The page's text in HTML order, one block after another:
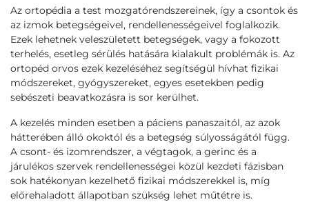
Az ortopédia a test mozgatórendszereinek, így a csontok és
az izmok betegségeivel, rendellenességeivel foglalkozik.
Ezek lehetnek veleszületett betegségek, vagy a fokozott
terhelés, esetleg sérülés hatására kialakult problémák is. Az
ortopéd orvos ezek kezeléséhez segítségül hívhat fizikai
módszereket, gyógyszereket, egyes esetekben pedig
sebészeti beavatkozásra is sor kerülhet.
A kezelés minden esetben a páciens panaszaitól, az azok
hátterében álló okoktól és a betegség súlyosságától függ.
A csont- és izomrendszer, a végtagok, a gerinc és a
járulékos szervek rendellenességei közül kezdeti fázisban
sok hatékonyan kezelhető fizikai módszerekkel is, míg
előrehaladott állapotban szükség lehet műtétre is.